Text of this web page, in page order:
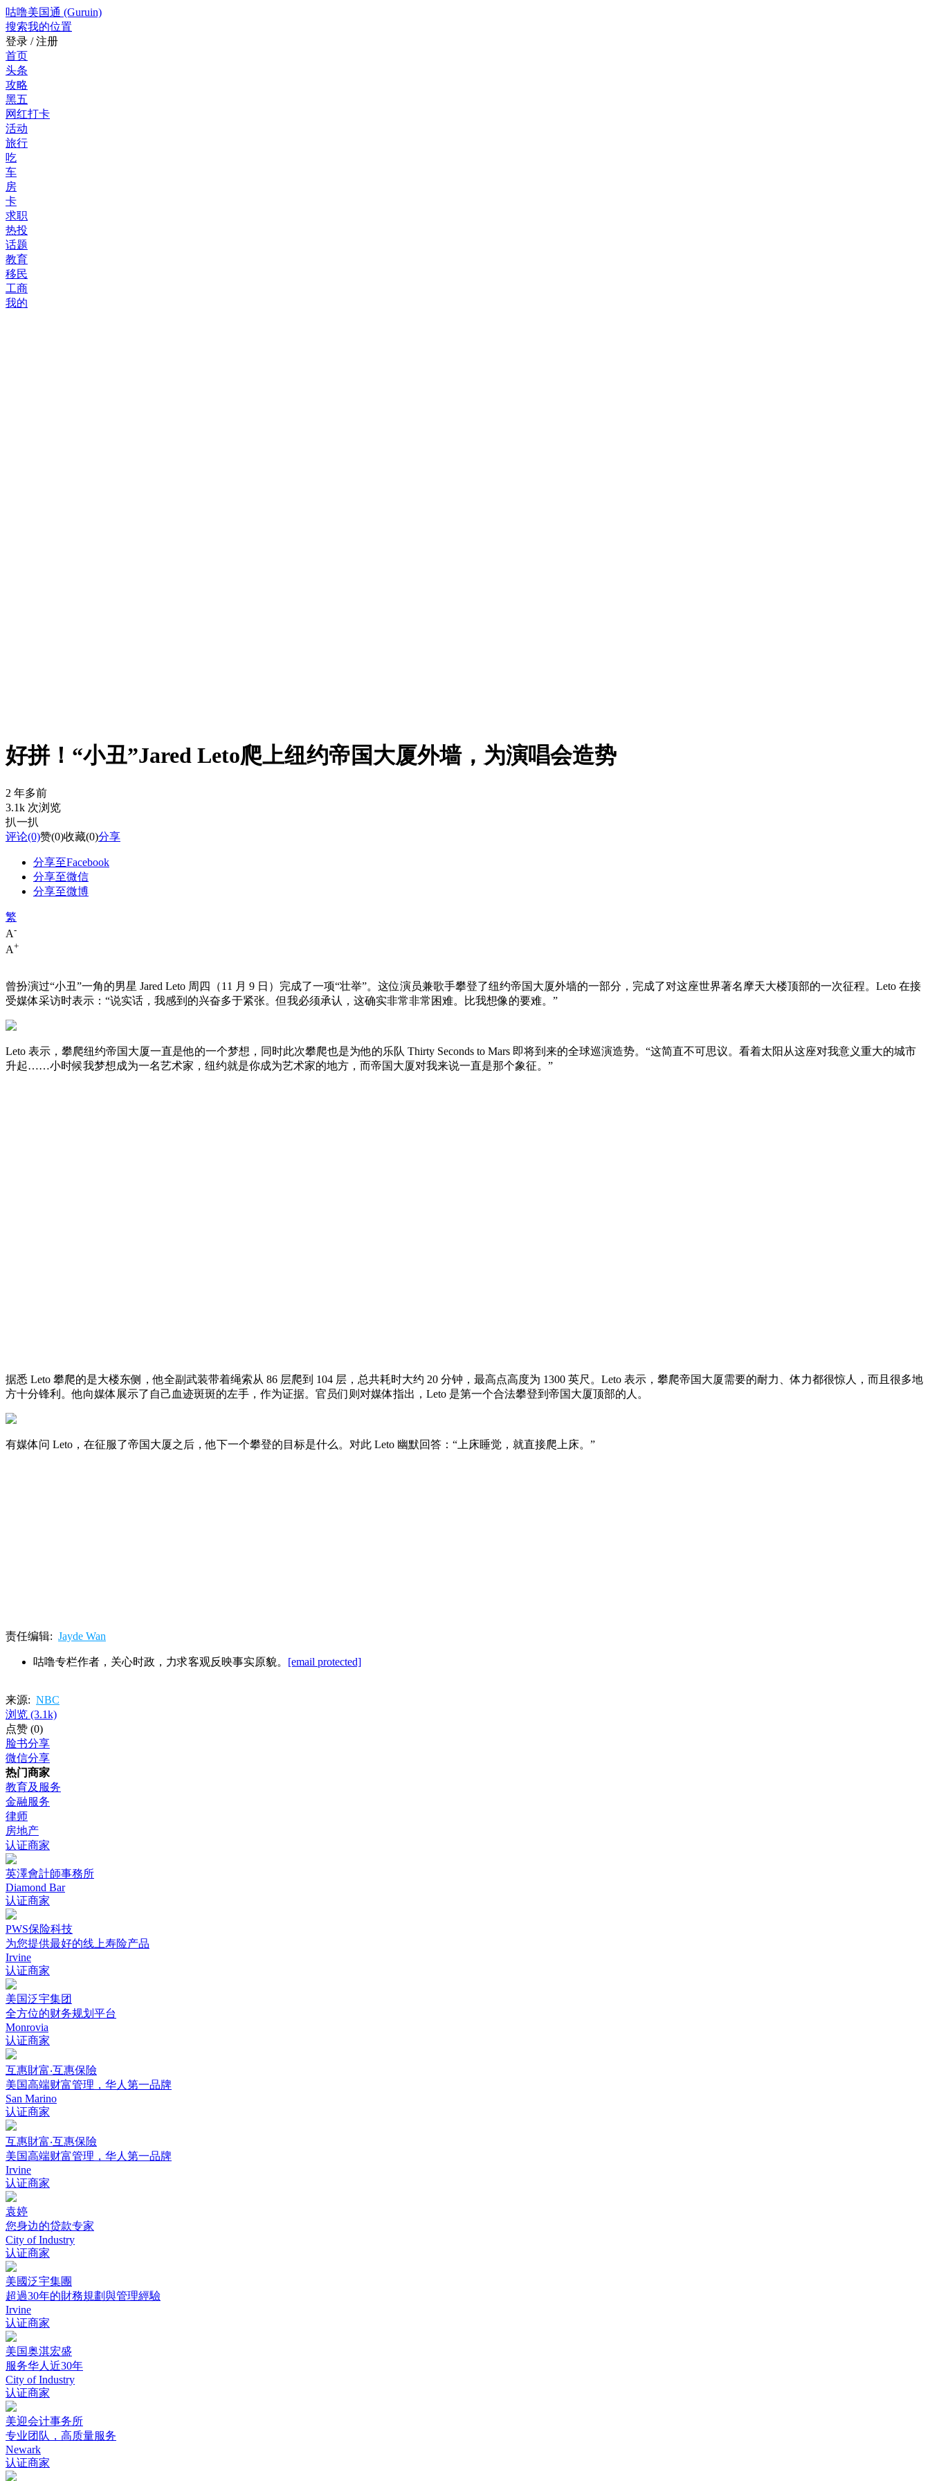
咕噜美国通 (Guruin)
搜索我的位置
登录 / 注册
首页
头条
攻略
黑五
网红打卡
活动
旅行
吃
车
房
卡
求职
热投
话题
教育
移民
工商
我的
好拼！“小丑”Jared Leto爬上纽约帝国大厦外墙，为演唱会造势
2 年多前
3.1k 次浏览
扒一扒
评论(0)赞(0)收藏(0)分享
分享至Facebook
分享至微信
分享至微博
繁
A-
A+
曾扮演过“小丑”一角的男星 Jared Leto 周四（11 月 9 日）完成了一项“壮举”。这位演员兼歌手攀登了纽约帝国大厦外墙的一部分，完成了对这座世界著名摩天大楼顶部的一次征程。Leto 在接
受媒体采访时表示：“说实话，我感到的兴奋多于紧张。但我必须承认，这确实非常非常困难。比我想像的要难。”
Leto 表示，攀爬纽约帝国大厦一直是他的一个梦想，同时此次攀爬也是为他的乐队 Thirty Seconds to Mars 即将到来的全球巡演造势。“这简直不可思议。看着太阳从这座对我意义重大的城市
升起……小时候我梦想成为一名艺术家，纽约就是你成为艺术家的地方，而帝国大厦对我来说一直是那个象征。”
据悉 Leto 攀爬的是大楼东侧，他全副武装带着绳索从 86 层爬到 104 层，总共耗时大约 20 分钟，最高点高度为 1300 英尺。Leto 表示，攀爬帝国大厦需要的耐力、体力都很惊人，而且很多地
方十分锋利。他向媒体展示了自己血迹斑斑的左手，作为证据。官员们则对媒体指出，Leto 是第一个合法攀登到帝国大厦顶部的人。
有媒体问 Leto，在征服了帝国大厦之后，他下一个攀登的目标是什么。对此 Leto 幽默回答：“上床睡觉，就直接爬上床。”
责任编辑: Jayde Wan
咕噜专栏作者，关心时政，力求客观反映事实原貌。 [email protected]
来源: NBC
浏览 (3.1k)
点赞 (0)
脸书分享
微信分享
热门商家
教育及服务
金融服务
律师
房地产
认证商家
英澤會計師事務所
Diamond Bar
认证商家
PWS保险科技
为您提供最好的线上寿险产品
Irvine
认证商家
美国泛宇集团
全方位的财务规划平台
Monrovia
认证商家
互惠財富‧互惠保險
美国高端财富管理，华人第一品牌
San Marino
认证商家
互惠財富‧互惠保險
美国高端财富管理，华人第一品牌
Irvine
认证商家
袁婷
您身边的贷款专家
City of Industry
认证商家
美國泛宇集團
超過30年的財務規劃與管理經驗
Irvine
认证商家
美国奥淇宏盛
服务华人近30年
City of Industry
认证商家
美迎会计事务所
专业团队，高质量服务
Newark
认证商家